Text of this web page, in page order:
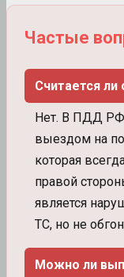
Частые
Считается
Нет. В ПДД РФ
выездом на
которая
правой
является
ТС, но не
Можно ли